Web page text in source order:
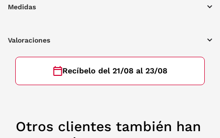
Medidas
Valoraciones
Recíbelo del 21/08 al 23/08
Otros clientes también han